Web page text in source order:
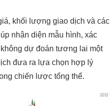
khối lượng giao dịch và các
nhận diện mẫu hình, xác
dự đoán tương lai một
đưa ra lựa chọn hợp lý
chiến lược tổng thể.